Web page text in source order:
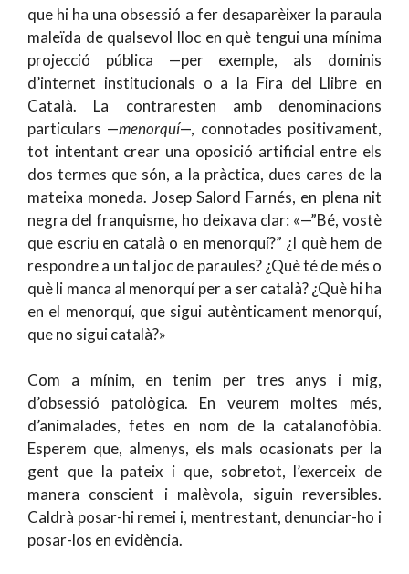
que hi ha una obsessió a fer desaparèixer la paraula
maleïda de qualsevol lloc en què tengui una mínima
projecció pública —per exemple, als dominis
d’internet institucionals o a la Fira del Llibre en
Català. La contraresten amb denominacions
particulars —menorquí—, connotades positivament,
tot intentant crear una oposició artificial entre els
dos termes que són, a la pràctica, dues cares de la
mateixa moneda. Josep Salord Farnés, en plena nit
negra del franquisme, ho deixava clar: «—”Bé, vostè
que escriu en català o en menorquí?” ¿I què hem de
respondre a un tal joc de paraules? ¿Què té de més o
què li manca al menorquí per a ser català? ¿Què hi ha
en el menorquí, que sigui autènticament menorquí,
que no sigui català?»
Com a mínim, en tenim per tres anys i mig,
d’obsessió patològica. En veurem moltes més,
d’animalades, fetes en nom de la catalanofòbia.
Esperem que, almenys, els mals ocasionats per la
gent que la pateix i que, sobretot, l’exerceix de
manera conscient i malèvola, siguin reversibles.
Caldrà posar-hi remei i, mentrestant, denunciar-ho i
posar-los en evidència.